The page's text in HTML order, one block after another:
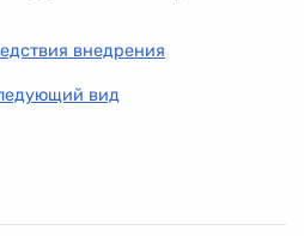
внедрения
вид